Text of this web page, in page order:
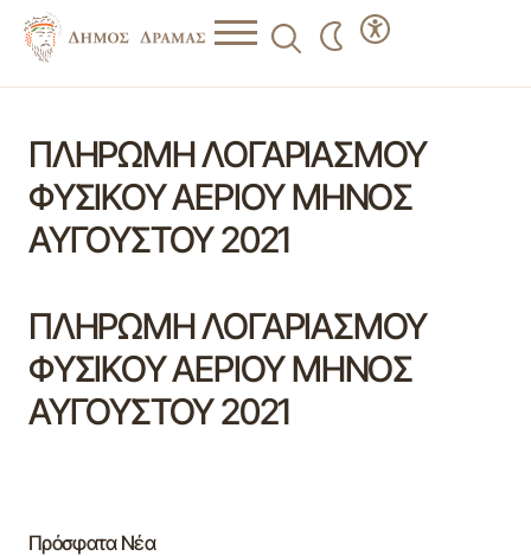
ΠΛΗΡΩΜΗ ΛΟΓΑΡΙΑΣΜΟΥ
ΦΥΣΙΚΟΥ ΑΕΡΙΟΥ ΜΗΝΟΣ
ΑΥΓΟΥΣΤΟΥ 2021
ΠΛΗΡΩΜΗ ΛΟΓΑΡΙΑΣΜΟΥ
ΦΥΣΙΚΟΥ ΑΕΡΙΟΥ ΜΗΝΟΣ
ΑΥΓΟΥΣΤΟΥ 2021
Πρόσφατα Νέα